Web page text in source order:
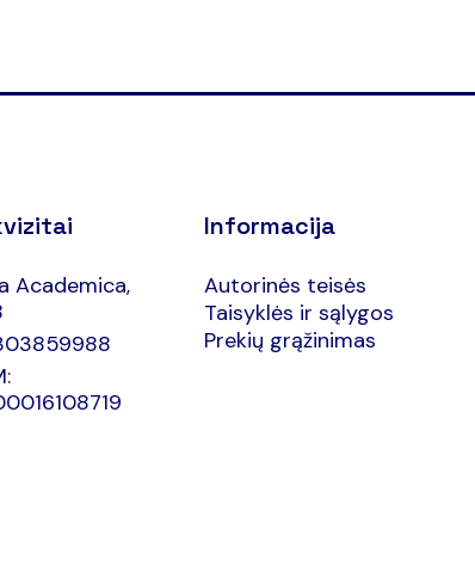
Academica,
Informacija
Autorinės teisės
Taisyklės ir sąlygos
Prekių grąžinimas